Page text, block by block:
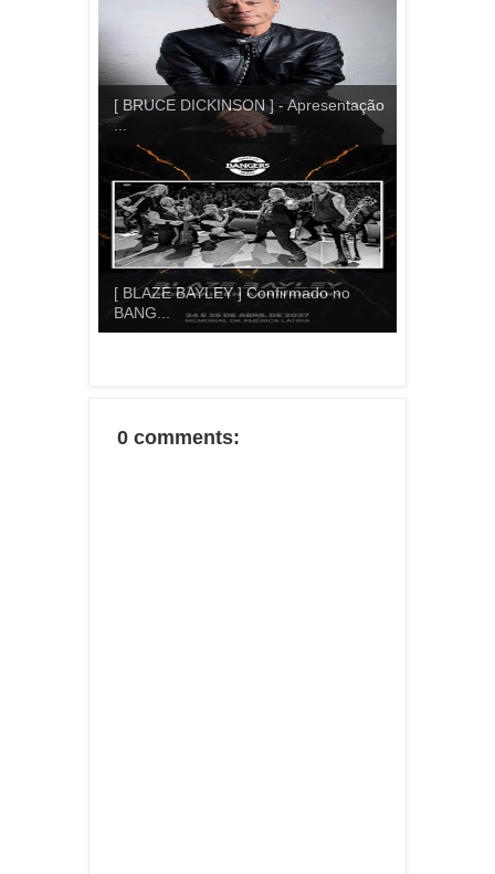
[ BRUCE DICKINSON ] - Apresentação
...
[ BLAZE BAYLEY ] Confirmado no
BANG...
0 comments: